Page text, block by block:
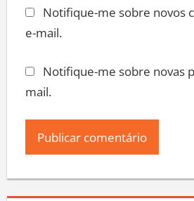
Notifique-me sobre novos
e-mail.
Notifique-me sobre novas
mail.